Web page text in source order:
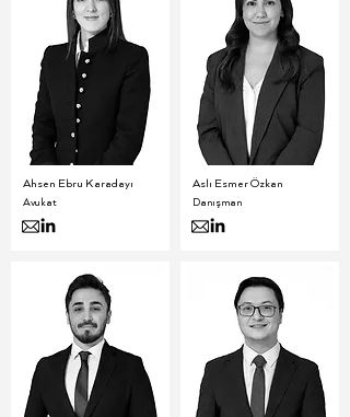
Ahsen Ebru Karadayı
Avukat
Aslı Esmer Özkan
Danışman